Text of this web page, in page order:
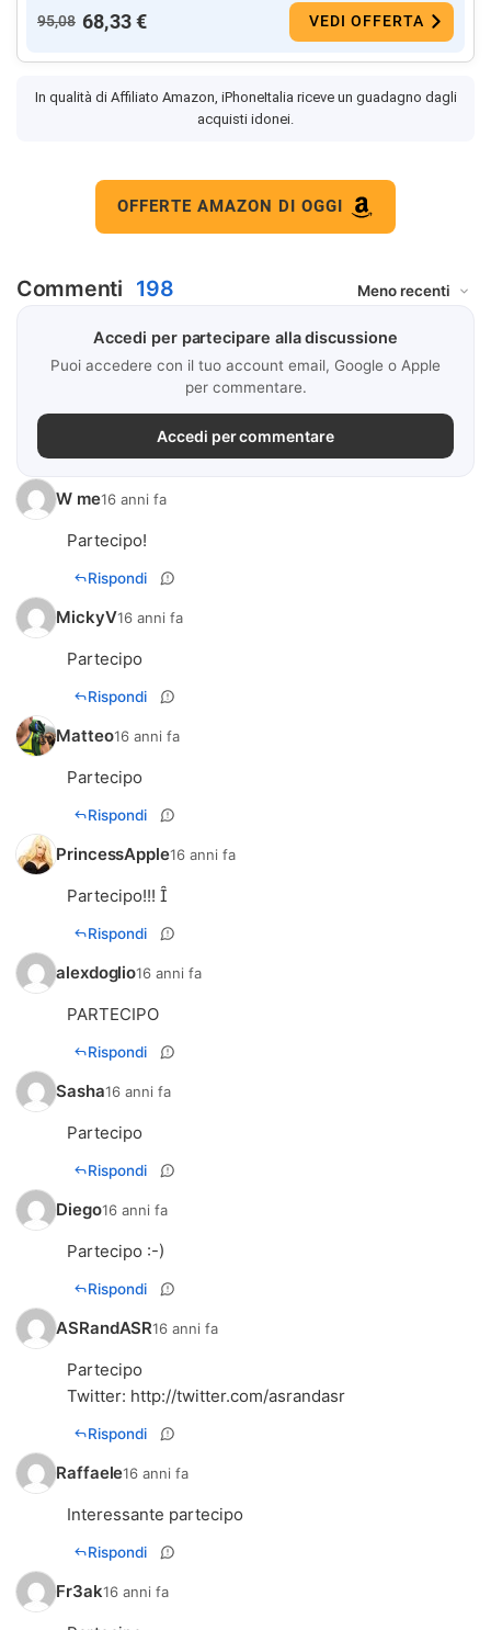
95,08 68,33 € VEDI OFFERTA
In qualità di Affiliato Amazon, iPhoneItalia riceve un guadagno dagli
acquisti idonei.
OFFERTE AMAZON DI OGGI
Commenti 198
Accedi per partecipare alla discussione
Puoi accedere con il tuo account email, Google o Apple
per commentare.
Accedi per commentare
W me16 anni fa
Partecipo!
Rispondi
MickyV16 anni fa
Partecipo
Rispondi
Matteo16 anni fa
Partecipo
Rispondi
PrincessApple16 anni fa
Partecipo!!! 
Rispondi
alexdoglio16 anni fa
PARTECIPO
Rispondi
Sasha16 anni fa
Partecipo
Rispondi
Diego16 anni fa
Partecipo :-)
Rispondi
ASRandASR16 anni fa
Partecipo
Twitter: http://twitter.com/asrandasr
Rispondi
Raffaele16 anni fa
Interessante partecipo
Rispondi
Fr3ak16 anni fa